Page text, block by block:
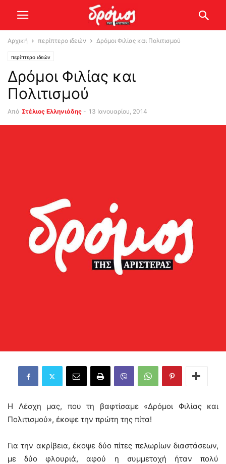
Αρχική περίπτερο ιδεών Δρόμοι Φιλίας και Πολιτισμού
περίπτερο ιδεών
Δρόμοι Φιλίας και
Πολιτισμού
Από Στέλιος Ελληνιάδης - 13 Ιανουαρίου, 2014
Η Λέσχη μας, που τη βαφτίσαμε «Δρόμοι Φιλίας και
Πολιτισμού», έκοψε την πρώτη της πίτα!
Για την ακρίβεια, έκοψε δύο πίτες πελωρίων διαστάσεων,
με δύο φλουριά, αφού η συμμετοχή ήταν πολύ